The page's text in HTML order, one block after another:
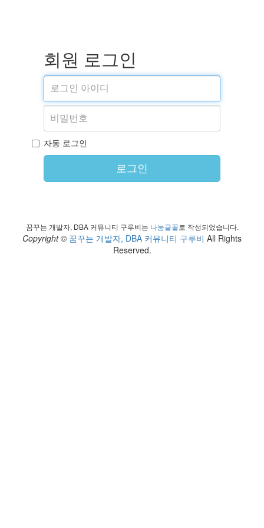
회원 로그인
자동 로그인
로그인
꿈꾸는 개발자, DBA 커뮤니티 구루비는 나눔글꼴로 작성되었습니다.
Copyright © 꿈꾸는 개발자, DBA 커뮤니티 구루비 All Rights
Reserved.